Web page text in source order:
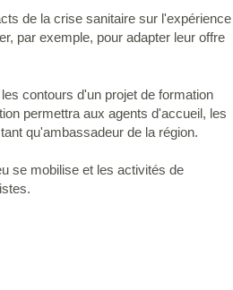
de la crise sanitaire sur l'expérience
par exemple, pour adapter leur offre
contours d'un projet de formation
permettra aux agents d'accueil, les
qu'ambassadeur de la région.
se mobilise et les activités de